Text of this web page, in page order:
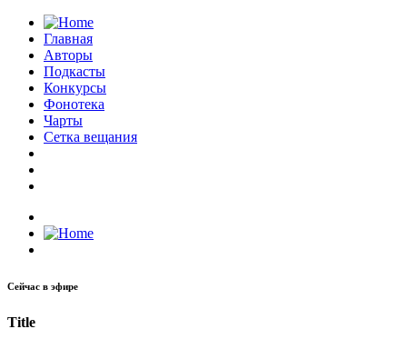
Главная
Авторы
Подкасты
Конкурсы
Фонотека
Чарты
Сетка вещания
Сейчас в эфире
Title